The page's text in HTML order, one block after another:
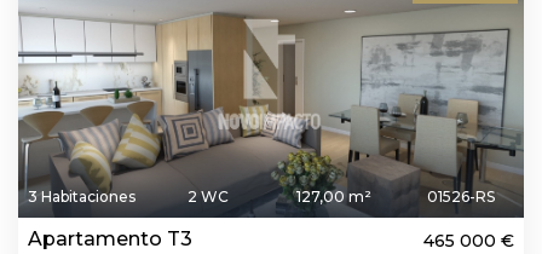
3 Habitaciones 2 WC 127,00 m² 01526-RS
Apartamento T3 465 000 €